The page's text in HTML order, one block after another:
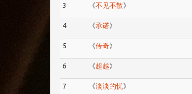
3 《不见不散》
4 《承诺》
5 《传奇》
6 《超越》
7 《淡淡的忧》